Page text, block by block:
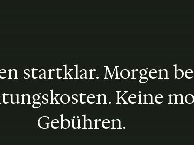
startklar. Morgen
Keine
Gebühren.